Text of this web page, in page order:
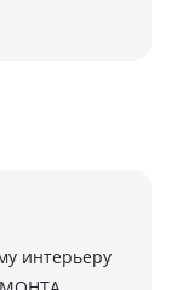
интерьеру